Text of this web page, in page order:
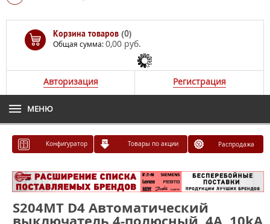
Корзина товаров (0)
Общая сумма:0,00 руб.
Авторизация Регистрация
МЕНЮ
Конфигуратор Товары по акции Распродажа
S204MT D4 Автоматический